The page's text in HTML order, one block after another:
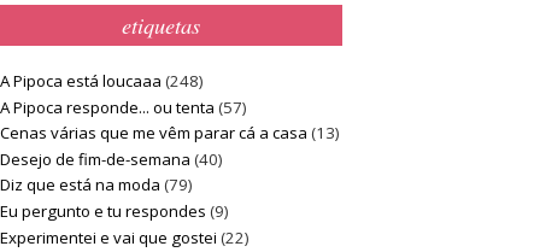
etiquetas
A Pipoca está loucaaa (248)
A Pipoca responde... ou tenta (57)
Cenas várias que me vêm parar cá a casa (13)
Desejo de fim-de-semana (40)
Diz que está na moda (79)
Eu pergunto e tu respondes (9)
Experimentei e vai que gostei (22)